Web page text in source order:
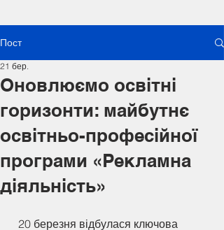
Пост
Оновлюємо освітні
горизонти: майбутнє
освітньо-професійної
програми «Рекламна
діяльність»
21 бер.